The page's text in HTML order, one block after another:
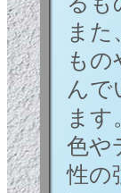
ま
も
ん
ます。
色や
性の